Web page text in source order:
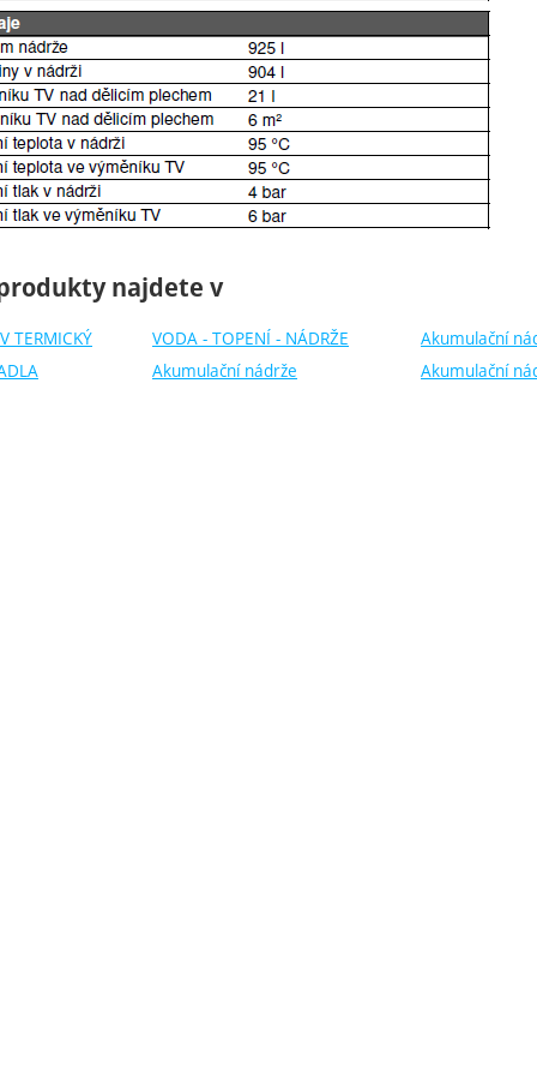
najdete v
TERMICKÝ
VODA - TOPENÍ - NÁDRŽE
Akumulační nádrže
Akumulační
Akumulační